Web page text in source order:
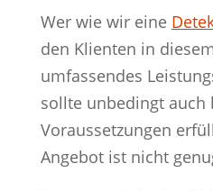
Wer wie wir eine
den Klienten in
umfassendes
sollte unbedingt auch
Voraussetzungen
Angebot ist nicht